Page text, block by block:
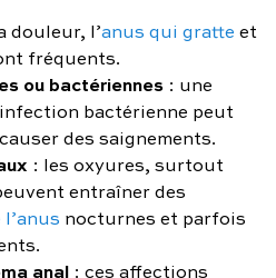
douleur, l’anus qui gratte et
fréquents.
ou bactériennes : une
bactérienne peut
des saignements.
: les oxyures, surtout
entraîner des
nocturnes et parfois
anal : ces affections